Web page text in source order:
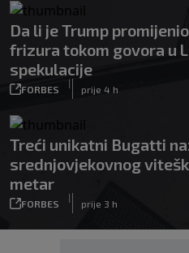
Da li je Trump
frizura tokom govora u
spekulacije
FORBES
|
prije 4 h
Treći unikatni Bugatti
srednjovjekovnog
metar
FORBES
|
prije 3 h